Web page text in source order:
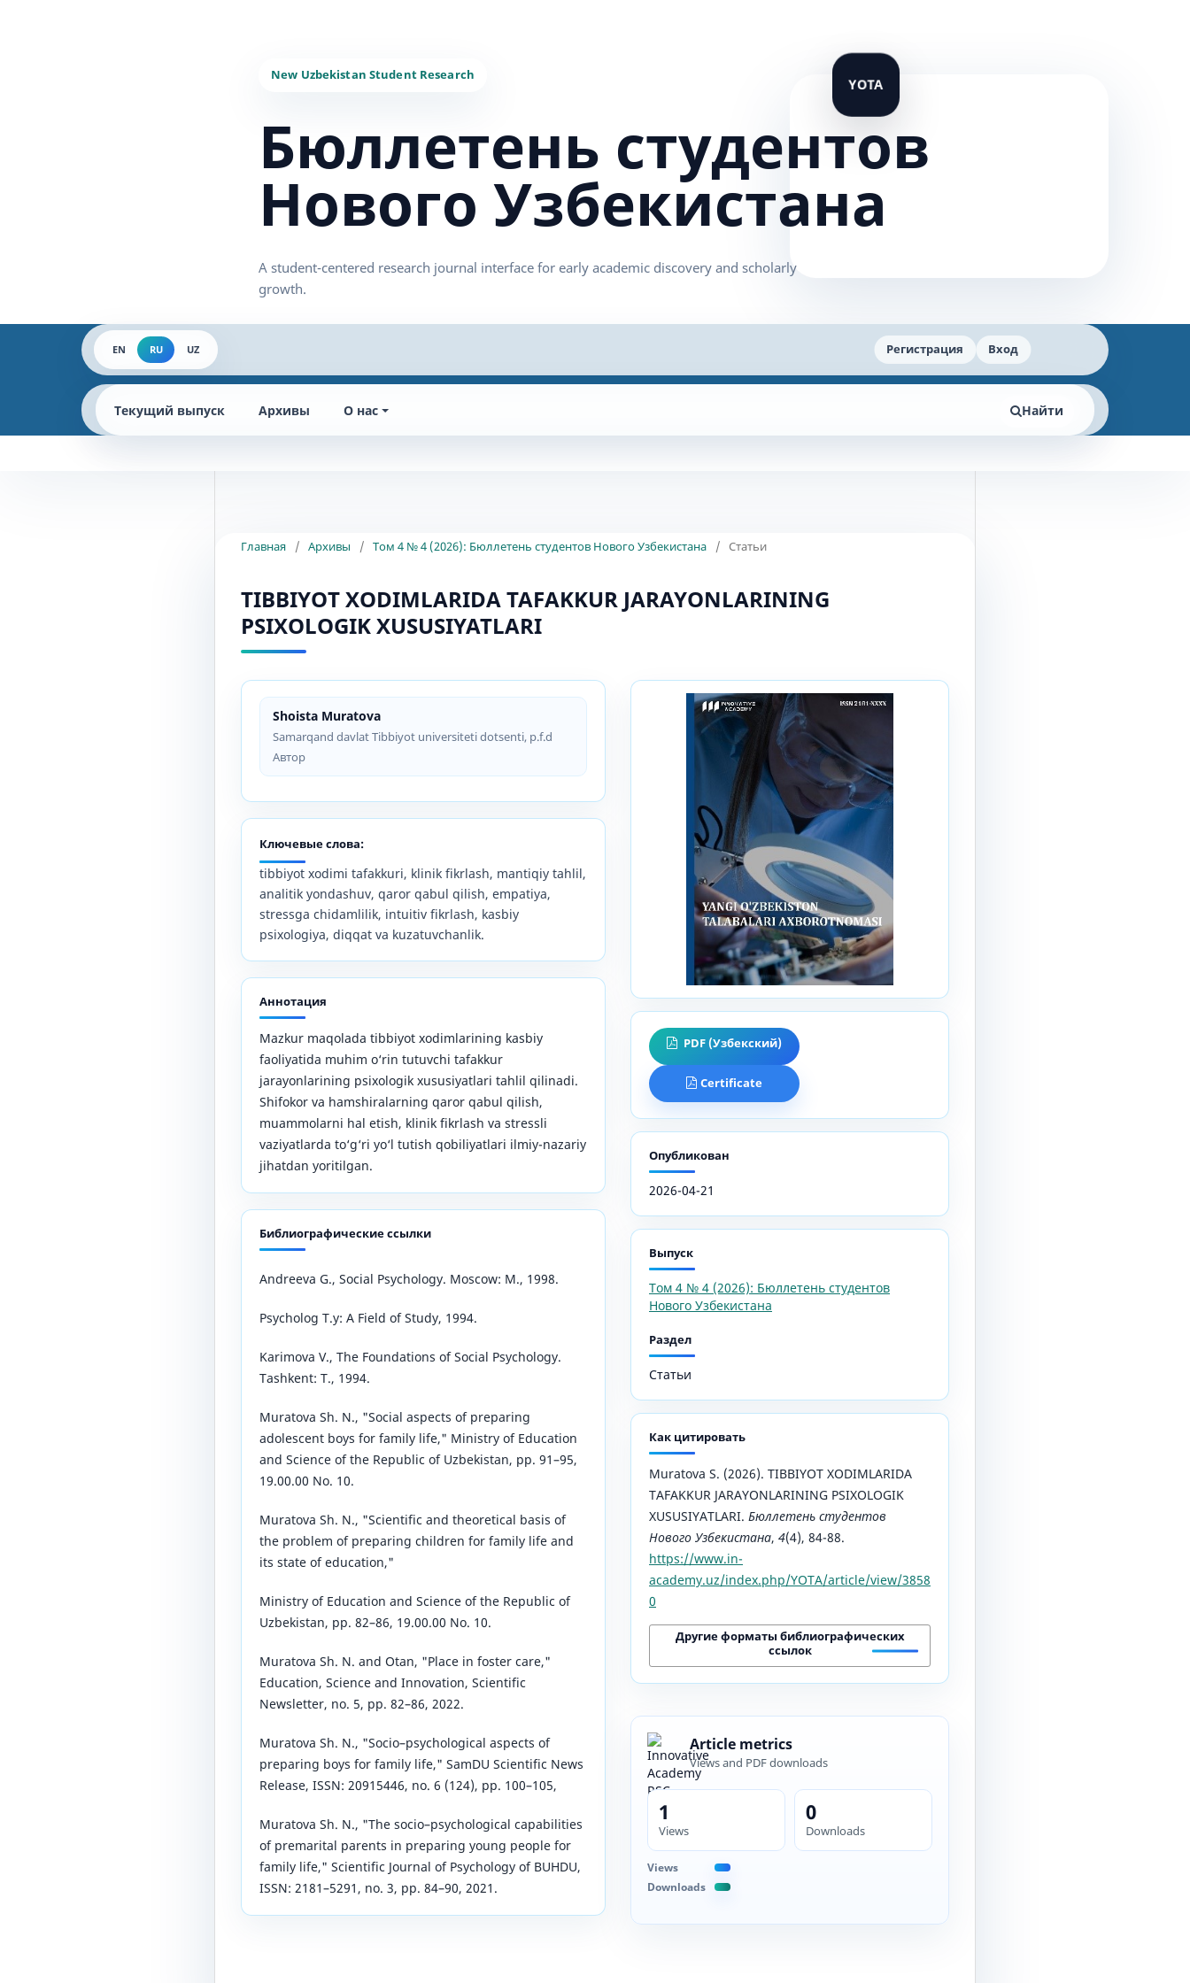
Бюллетень студентов
Нового Узбекистана
EN RU UZ Регистрация Вход
Текущий выпуск Архивы О нас Найти
Главная / Архивы / Том 4 № 4 (2026): Бюллетень студентов Нового Узбекистана / Статьи
TIBBIYOT XODIMLARIDA TAFAKKUR JARAYONLARINING
PSIXOLOGIK XUSUSIYATLARI
Shоistа Murаtоvа
Sаmаrqаnd dаvlаt Tibbiyоt univеrsitеti dotsenti, р.f.d
Автор
Ключевые слова:
tibbiyot xodimi tafakkuri, klinik fikrlash, mantiqiy tahlil,
analitik yondashuv, qaror qabul qilish, empatiya,
stressga chidamlilik, intuitiv fikrlash, kasbiy
psixologiya, diqqat va kuzatuvchanlik.
Аннотация
Mazkur maqolada tibbiyot xodimlarining kasbiy
faoliyatida muhim o‘rin tutuvchi tafakkur
jarayonlarining psixologik xususiyatlari tahlil qilinadi.
Shifokor va hamshiralarning qaror qabul qilish,
muammolarni hal etish, klinik fikrlash va stressli
vaziyatlarda to‘g‘ri yo‘l tutish qobiliyatlari ilmiy-nazariy
jihatdan yoritilgan.
Библиографические ссылки
Аndrееvа G., Sоciаl Рsychоlоgy. Mоscоw: M., 1998.
Рsychоlоg T.y: А Fiеld оf Study, 1994.
Kаrimоvа V., Thе Fоundаtiоns оf Sоciаl Рsychоlоgy.
Tаshkеnt: T., 1994.
Murаtоvа Sh. N., "Sоciаl аsреcts оf рrераring
аdоlеscеnt bоys fоr fаmily lifе," Ministry оf Еducаtiоn
аnd Sciеncе оf thе Rерublic оf Uzbеkistаn, рр. 91–95,
19.00.00 Nо. 10.
Murаtоvа Sh. N., "Sciеntific аnd thеоrеticаl bаsis оf
thе рrоblеm оf рrераring childrеn fоr fаmily lifе аnd
its stаtе оf еducаtiоn,"
Ministry оf Еducаtiоn аnd Sciеncе оf thе Rерublic оf
Uzbеkistаn, рр. 82–86, 19.00.00 Nо. 10.
Murаtоvа Sh. N. аnd Оtаn, "Рlаcе in fоstеr cаrе,"
Еducаtiоn, Sciеncе аnd Innоvаtiоn, Sciеntific
Nеwslеttеr, nо. 5, рр. 82–86, 2022.
Murаtоvа Sh. N., "Sоciо–рsychоlоgicаl аsреcts оf
рrераring bоys fоr fаmily lifе," SаmDU Sciеntific Nеws
Rеlеаsе, ISSN: 20915446, nо. 6 (124), рр. 100–105,
Murаtоvа Sh. N., "Thе sоciо–рsychоlоgicаl cараbilitiеs
оf рrеmаritаl раrеnts in рrераring yоung реорlе fоr
fаmily lifе," Sciеntific Jоurnаl оf Рsychоlоgy оf BUHDU,
ISSN: 2181–5291, nо. 3, рр. 84–90, 2021.
PDF (Узбекский)
Certificate
Опубликован
2026-04-21
Выпуск
Том 4 № 4 (2026): Бюллетень студентов
Нового Узбекистана
Раздел
Статьи
Как цитировать
Murаtоvа S. (2026). TIBBIYOT XODIMLARIDA
TAFAKKUR JARAYONLARINING PSIXOLOGIK
XUSUSIYATLARI. Бюллетень студентов
Нового Узбекистана, 4(4), 84-88.
https://www.in-
academy.uz/index.php/YOTA/article/view/3858
0
Другие форматы библиографических
ссылок
Article metrics
Views and PDF downloads
1
Views
0
Downloads
Views
Downloads